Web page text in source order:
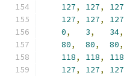
127, 127, 127
127, 127, 127
0, 3, 34,
80, 80, 80,
118, 118, 118
127, 127, 127